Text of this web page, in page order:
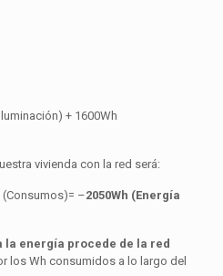
+ 1600Wh
vivienda con la red será:
(Consumos)= –2050Wh (Energía
la energía procede de la red
los Wh consumidos a lo largo del